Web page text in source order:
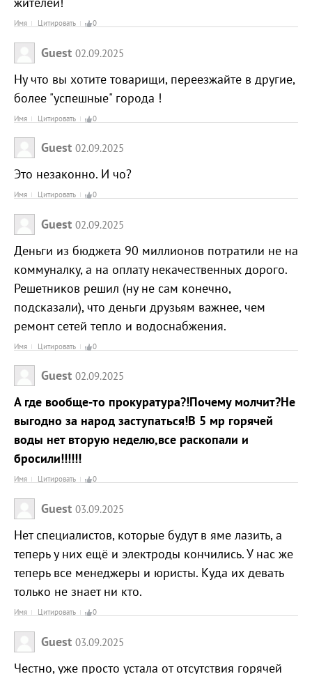
Имя Цитировать 0
Guest 02.09.2025
Ну что вы хотите товарищи, переезжайте в другие,
более "успешные" города !
Имя Цитировать 0
Guest 02.09.2025
Это незаконно. И чо?
Имя Цитировать 0
Guest 02.09.2025
Деньги из бюджета 90 миллионов потратили не на
коммуналку, а на оплату некачественных дорого.
Решетников решил (ну не сам конечно,
подсказали), что деньги друзьям важнее, чем
ремонт сетей тепло и водоснабжения.
Имя Цитировать 0
Guest 02.09.2025
А где вообще-то прокуратура?!Почему молчит?Не
выгодно за народ заступаться!В 5 мр горячей
воды нет вторую неделю,все раскопали и
бросили!!!!!!
Имя Цитировать 0
Guest 03.09.2025
Нет специалистов, которые будут в яме лазить, а
теперь у них ещё и электроды кончились. У нас же
теперь все менеджеры и юристы. Куда их девать
только не знает ни кто.
Имя Цитировать 0
Guest 03.09.2025
Честно, уже просто устала от отсутствия горячей